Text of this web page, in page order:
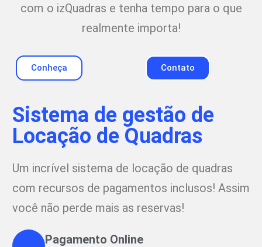
com o izQuadras e tenha tempo para o que
realmente importa!
Conheça Contato
Sistema de gestão de
Locação de Quadras
Um incrível sistema de locação de quadras
com recursos de pagamentos inclusos! Assim
você não perde mais as reservas!
Pagamento Online